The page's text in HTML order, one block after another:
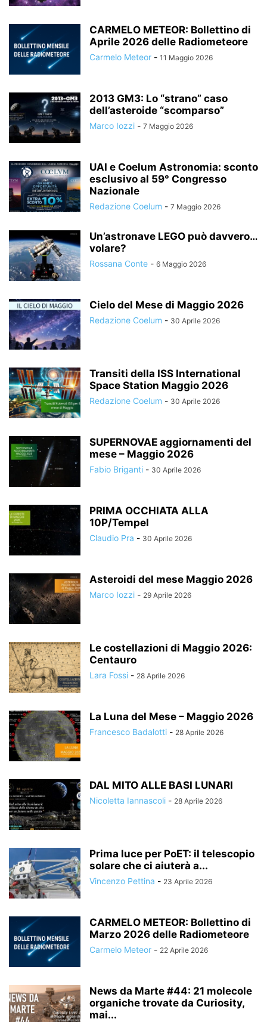
CARMELO METEOR: Bollettino di
Aprile 2026 delle Radiometeore
Carmelo Meteor - 11 Maggio 2026
2013 GM3: Lo “strano” caso
dell’asteroide “scomparso”
Marco Iozzi - 7 Maggio 2026
UAI e Coelum Astronomia: sconto
esclusivo al 59° Congresso
Nazionale
Redazione Coelum - 7 Maggio 2026
Un’astronave LEGO può davvero…
volare?
Rossana Conte - 6 Maggio 2026
Cielo del Mese di Maggio 2026
Redazione Coelum - 30 Aprile 2026
Transiti della ISS International
Space Station Maggio 2026
Redazione Coelum - 30 Aprile 2026
SUPERNOVAE aggiornamenti del
mese – Maggio 2026
Fabio Briganti - 30 Aprile 2026
PRIMA OCCHIATA ALLA
10P/Tempel
Claudio Pra - 30 Aprile 2026
Asteroidi del mese Maggio 2026
Marco Iozzi - 29 Aprile 2026
Le costellazioni di Maggio 2026:
Centauro
Lara Fossi - 28 Aprile 2026
La Luna del Mese – Maggio 2026
Francesco Badalotti - 28 Aprile 2026
DAL MITO ALLE BASI LUNARI
Nicoletta Iannascoli - 28 Aprile 2026
Prima luce per PoET: il telescopio
solare che ci aiuterà a...
Vincenzo Pettina - 23 Aprile 2026
CARMELO METEOR: Bollettino di
Marzo 2026 delle Radiometeore
Carmelo Meteor - 22 Aprile 2026
News da Marte #44: 21 molecole
organiche trovate da Curiosity,
mai...